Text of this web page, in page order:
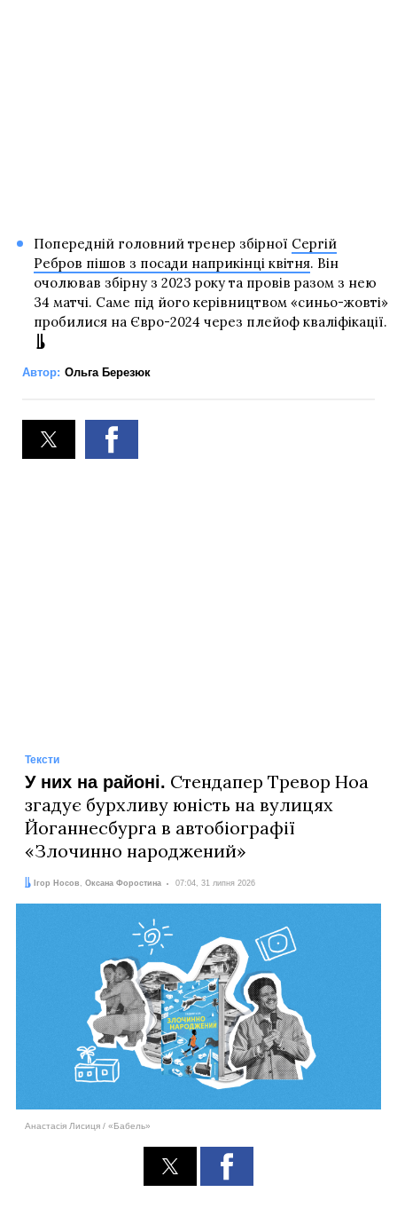
Попередній головний тренер збірної Сергій
Ребров пішов з посади наприкінці квітня. Він
очолював збірну з 2023 року та провів разом з нею
34 матчі. Саме під його керівництвом «синьо-жовті»
пробилися на Євро-2024 через плейоф кваліфікації.
Автор: Ольга Березюк